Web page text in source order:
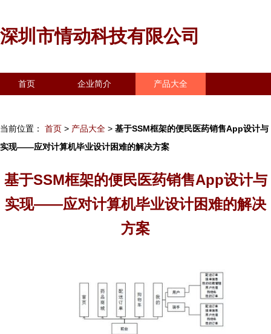
深圳市情动科技有限公司
首页 企业简介 产品大全
当前位置： 首页 > 产品大全 > 基于SSM框架的便民医药销售App设计与
实现——应对计算机毕业设计困难的解决方案
基于SSM框架的便民医药销售App设计与
实现——应对计算机毕业设计困难的解决
方案